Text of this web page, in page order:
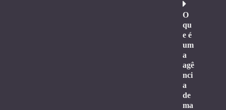
O
qu
e é
um
a
agê
nci
a
de
ma